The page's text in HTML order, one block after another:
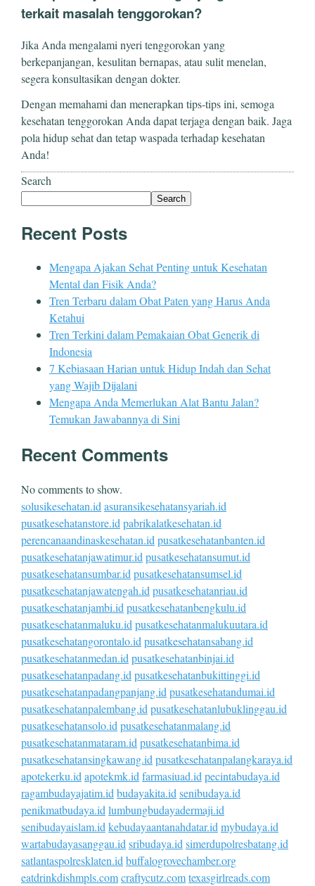
terkait masalah tenggorokan?
Jika Anda mengalami nyeri tenggorokan yang
berkepanjangan, kesulitan bernapas, atau sulit menelan,
segera konsultasikan dengan dokter.
Dengan memahami dan menerapkan tips-tips ini, semoga
kesehatan tenggorokan Anda dapat terjaga dengan baik. Jaga
pola hidup sehat dan tetap waspada terhadap kesehatan
Anda!
Search
Search
Recent Posts
Mengapa Ajakan Sehat Penting untuk Kesehatan
Mental dan Fisik Anda?
Tren Terbaru dalam Obat Paten yang Harus Anda
Ketahui
Tren Terkini dalam Pemakaian Obat Generik di
Indonesia
7 Kebiasaan Harian untuk Hidup Indah dan Sehat
yang Wajib Dijalani
Mengapa Anda Memerlukan Alat Bantu Jalan?
Temukan Jawabannya di Sini
Recent Comments
No comments to show.
solusikesehatan.idasuransikesehatansyariah.id
pusatkesehatanstore.idpabrikalatkesehatan.id
perencanaandinaskesehatan.idpusatkesehatanbanten.id
pusatkesehatanjawatimur.idpusatkesehatansumut.id
pusatkesehatansumbar.idpusatkesehatansumsel.id
pusatkesehatanjawatengah.idpusatkesehatanriau.id
pusatkesehatanjambi.idpusatkesehatanbengkulu.id
pusatkesehatanmaluku.idpusatkesehatanmalukuutara.id
pusatkesehatangorontalo.idpusatkesehatansabang.id
pusatkesehatanmedan.idpusatkesehatanbinjai.id
pusatkesehatanpadang.idpusatkesehatanbukittinggi.id
pusatkesehatanpadangpanjang.idpusatkesehatandumai.id
pusatkesehatanpalembang.idpusatkesehatanlubuklinggau.id
pusatkesehatansolo.idpusatkesehatanmalang.id
pusatkesehatanmataram.idpusatkesehatanbima.id
pusatkesehatansingkawang.idpusatkesehatanpalangkaraya.id
apotekerku.idapotekmk.idfarmasiuad.idpecintabudaya.id
ragambudayajatim.idbudayakita.idsenibudaya.id
penikmatbudaya.idlumbungbudayadermaji.id
senibudayaislam.idkebudayaantanahdatar.idmybudaya.id
wartabudayasanggau.idsribudaya.idsimerdupolresbatang.id
satlantaspolresklaten.idbuffalogrovechamber.org
eatdrinkdishmpls.comcraftycutz.comtexasgirlreads.com